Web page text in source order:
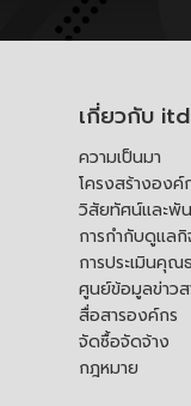
เกี่ยวกับ itd
ความเป็นมา
โครงสร้างองค์
วิสัยทัศน์และพั
การกำกับดูแลกิ
การประเมินคุณ
ศูนย์ข้อมูลข่าวส
สื่อสารองค์กร
จัดซื้อจัดจ้าง
กฎหมาย